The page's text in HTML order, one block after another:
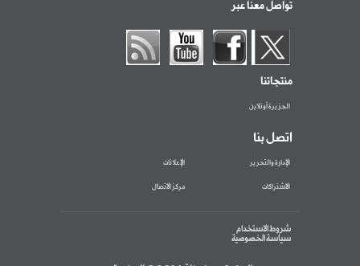
تواصل معنا عبر
منتجاتنا
الجزيرة أونلاين
اتصل بنا
الإدارة والتحرير الإعلانات
الاشتراكات مركز الاتصال
شروط الاستخدام
سياسة الخصوصية